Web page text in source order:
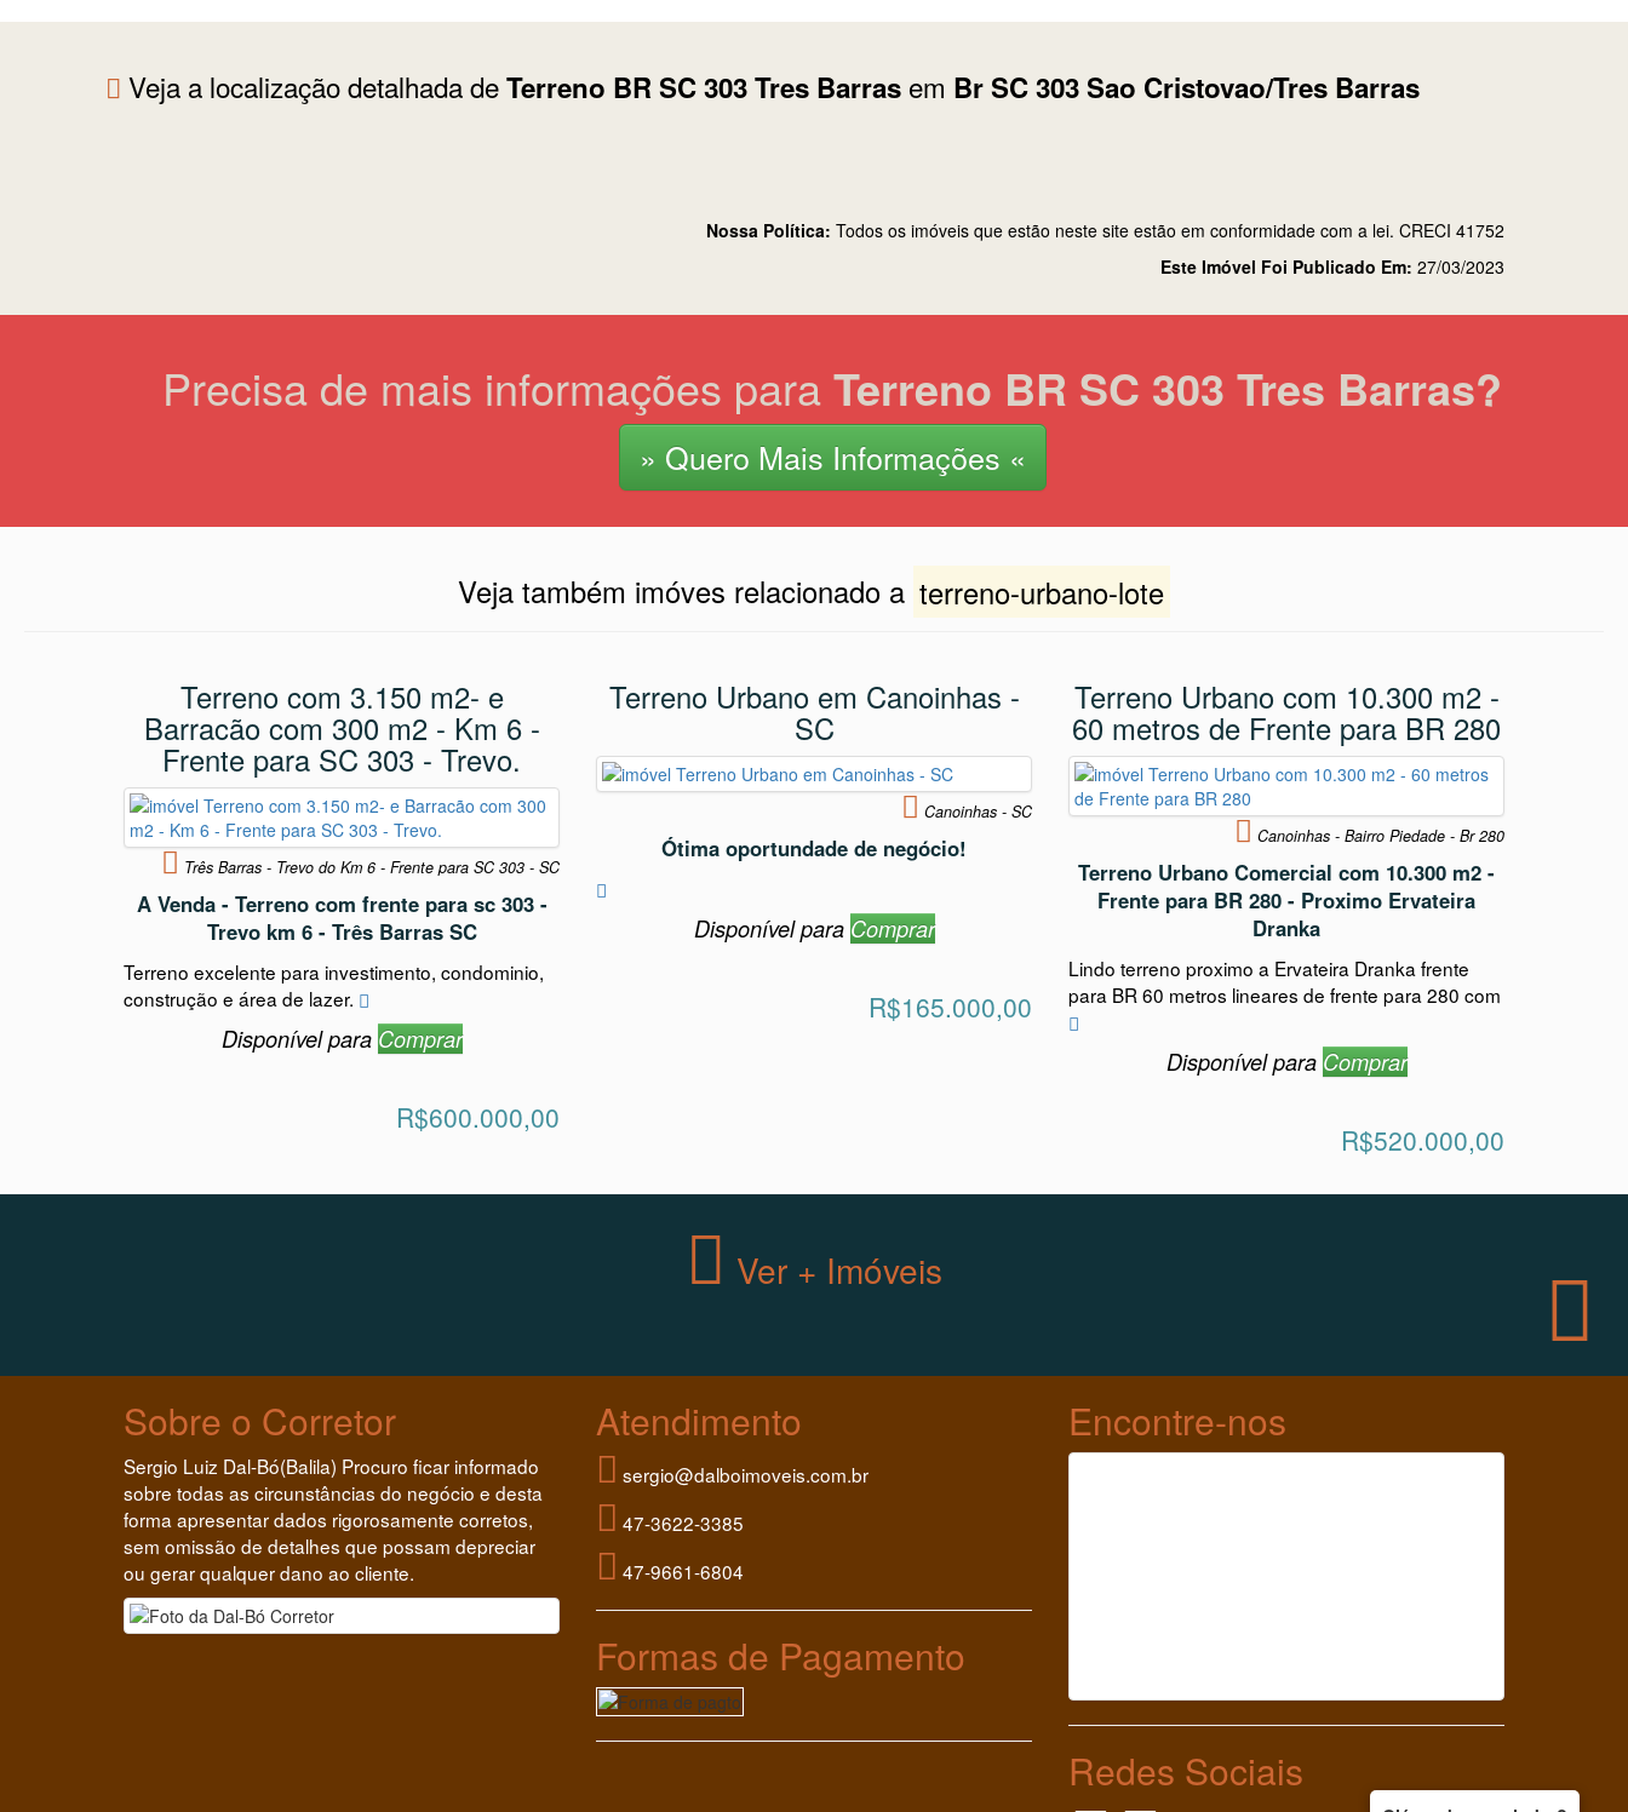
Veja a localização detalhada deTerreno BR SC 303 Tres Barras em Br SC 303 Sao Cristovao/Tres Barras
Nossa Política: Todos os imóveis que estão neste site estão em conformidade com a lei. CRECI 41752
Este Imóvel Foi Publicado Em: 27/03/2023
Precisa de mais informações paraTerreno BR SC 303 Tres Barras?
» Quero Mais Informações «
Veja também imóves relacionado a terreno-urbano-lote
Terreno com 3.150 m2- e
Barracão com 300 m2 - Km 6 -
Frente para SC 303 - Trevo.
Três Barras - Trevo do Km 6 - Frente para SC 303 - SC
A Venda - Terreno com frente para sc 303 -
Trevo km 6 - Três Barras SC
Terreno excelente para investimento, condominio,
construção e área de lazer.
Disponível para Comprar
R$600.000,00
Terreno Urbano em Canoinhas -
SC
Canoinhas - SC
Ótima oportundade de negócio!
Disponível para Comprar
R$165.000,00
Terreno Urbano com 10.300 m2 -
60 metros de Frente para BR 280
Canoinhas - Bairro Piedade - Br 280
Terreno Urbano Comercial com 10.300 m2 -
Frente para BR 280 - Proximo Ervateira
Dranka
Lindo terreno proximo a Ervateira Dranka frente
para BR 60 metros lineares de frente para 280 com
Disponível para Comprar
R$520.000,00
Ver + Imóveis
Sobre o Corretor
Sergio Luiz Dal-Bó(Balila) Procuro ficar informado
sobre todas as circunstâncias do negócio e desta
forma apresentar dados rigorosamente corretos,
sem omissão de detalhes que possam depreciar
ou gerar qualquer dano ao cliente.
Atendimento
sergio@dalboimoveis.com.br
47-3622-3385
47-9661-6804
Formas de Pagamento
Encontre-nos
Redes Sociais